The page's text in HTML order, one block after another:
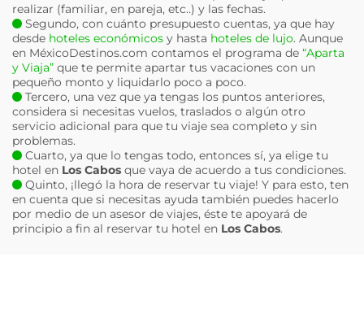
realizar (familiar, en pareja, etc..) y las fechas.
Segundo, con cuánto presupuesto cuentas, ya que hay
desde hoteles económicos y hasta hoteles de lujo. Aunque
en MéxicoDestinos.com contamos el programa de “Aparta
y Viaja” que te permite apartar tus vacaciones con un
pequeño monto y liquidarlo poco a poco.
Tercero, una vez que ya tengas los puntos anteriores,
considera si necesitas vuelos, traslados o algún otro
servicio adicional para que tu viaje sea completo y sin
problemas.
Cuarto, ya que lo tengas todo, entonces sí, ya elige tu
hotel en Los Cabos que vaya de acuerdo a tus condiciones.
Quinto, ¡llegó la hora de reservar tu viaje! Y para esto, ten
en cuenta que si necesitas ayuda también puedes hacerlo
por medio de un asesor de viajes, éste te apoyará de
principio a fin al reservar tu hotel en Los Cabos.